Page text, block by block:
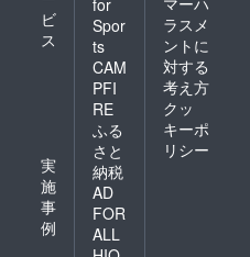
ビ
ス
実
施
事
例
Spor
ts
CAM
PFI
RE
ふる
さと
納税
AD
FOR
ALL
ラスメ
ントに
対する
考え方
クッ
キーポ
リシー